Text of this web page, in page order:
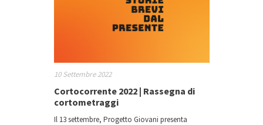
10 Settembre 2022
Cortocorrente 2022 | Rassegna di
cortometraggi
Il 13 settembre, Progetto Giovani presenta